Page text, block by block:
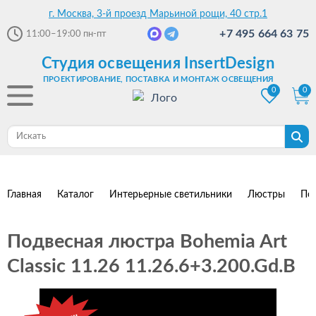
г. Москва, 3-й проезд Марьиной рощи, 40 стр.1
11:00–19:00 пн-пт +7 495 664 63 75
Студия освещения InsertDesign
ПРОЕКТИРОВАНИЕ, ПОСТАВКА И МОНТАЖ ОСВЕЩЕНИЯ
0
0
Главная Каталог Интерьерные светильники Люстры
Подвесная люстра Bohemia Art
Classic 11.26 11.26.6+3.200.Gd.B